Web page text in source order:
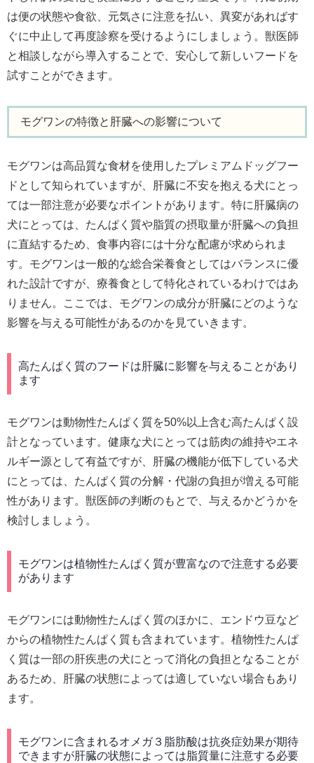
は便の状態や食欲、元気さに注意を払い、異変があればす
ぐに中止して再度診察を受けるようにしましょう。獣医師
と相談しながら導入することで、安心して新しいフードを
試すことができます。
モグワンの特徴と肝臓への影響について
モグワンは高品質な食材を使用したプレミアムドッグフー
ドとして知られていますが、肝臓に不安を抱える犬にとっ
ては一部注意が必要なポイントがあります。特に肝臓病の
犬にとっては、たんぱく質や脂質の摂取量が肝臓への負担
に直結するため、食事内容には十分な配慮が求められま
す。モグワンは一般的な総合栄養食としてはバランスに優
れた設計ですが、療養食として特化されているわけではあ
りません。ここでは、モグワンの成分が肝臓にどのような
影響を与える可能性があるのかを見ていきます。
高たんぱく質のフードは肝臓に影響を与えることがあり
ます
モグワンは動物性たんぱく質を50%以上含む高たんぱく設
計となっています。健康な犬にとっては筋肉の維持やエネ
ルギー源として有益ですが、肝臓の機能が低下している犬
にとっては、たんぱく質の分解・代謝の負担が増える可能
性があります。獣医師の判断のもとで、与えるかどうかを
検討しましょう。
モグワンは植物性たんぱく質が豊富なので注意する必要
があります
モグワンには動物性たんぱく質のほかに、エンドウ豆など
からの植物性たんぱく質も含まれています。植物性たんぱ
く質は一部の肝疾患の犬にとって消化の負担となることが
あるため、肝臓の状態によっては適していない場合もあり
ます。
モグワンに含まれるオメガ３脂肪酸は抗炎症効果が期待
できますが肝臓の状態によっては脂質量に注意する必要